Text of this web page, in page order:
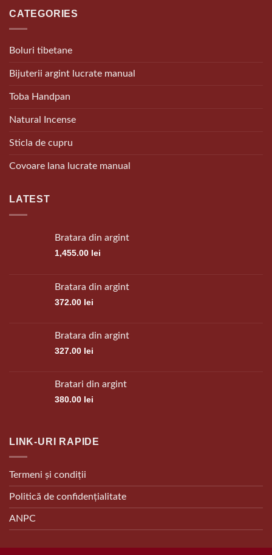
CATEGORIES
Boluri tibetane
Bijuterii argint lucrate manual
Toba Handpan
Natural Incense
Sticla de cupru
Covoare lana lucrate manual
LATEST
Bratara din argint
1,455.00 lei
Bratara din argint
372.00 lei
Bratara din argint
327.00 lei
Bratari din argint
380.00 lei
LINK-URI RAPIDE
Termeni și condiții
Politică de confidențialitate
ANPC